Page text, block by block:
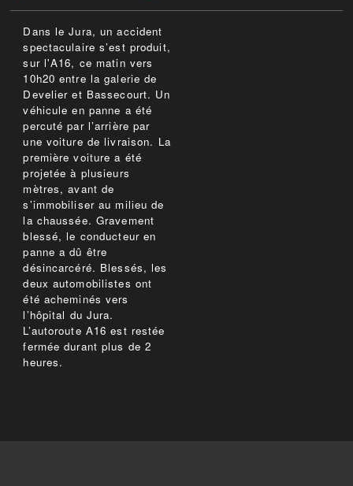
Dans le Jura, un accident
spectaculaire s’est produit,
sur l'A16, ce matin vers
10h20 entre la galerie de
Develier et Bassecourt. Un
véhicule en panne a été
percuté par l’arrière par
une voiture de livraison. La
première voiture a été
projetée à plusieurs
mètres, avant de
s’immobiliser au milieu de
la chaussée. Gravement
blessé, le conducteur en
panne a dû être
désincarcéré. Blessés, les
deux automobilistes ont
été acheminés vers
l’hôpital du Jura.
L’autoroute A16 est restée
fermée durant plus de 2
heures.